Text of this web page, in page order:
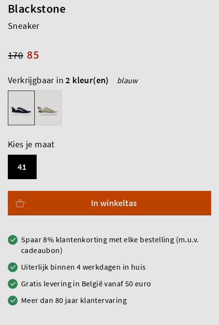
Blackstone
Sneaker
85
170
Verkrijgbaar in2 kleur(en) blauw
Kies je maat
41
In winkeltas
Spaar 8% klantenkorting met elke bestelling (m.u.v.
cadeaubon)
Uiterlijk binnen 4 werkdagen in huis
Gratis levering in België vanaf 50 euro
Meer dan 80 jaar klantervaring